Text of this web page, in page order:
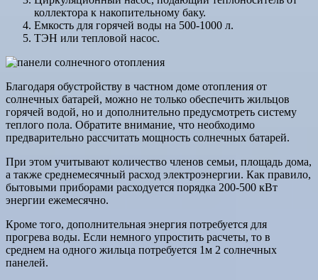
коллектора к накопительному баку.
Емкость для горячей воды на 500-1000 л.
ТЭН или тепловой насос.
Благодаря обустройству в частном доме отопления от
солнечных батарей, можно не только обеспечить жильцов
горячей водой, но и дополнительно предусмотреть систему
теплого пола. Обратите внимание, что необходимо
предварительно рассчитать мощность солнечных батарей.
При этом учитывают количество членов семьи, площадь дома,
а также среднемесячный расход электроэнергии. Как правило,
бытовыми приборами расходуется порядка 200-500 кВт
энергии ежемесячно.
Кроме того, дополнительная энергия потребуется для
прогрева воды. Если немного упростить расчеты, то в
среднем на одного жильца потребуется 1м 2 солнечных
панелей.